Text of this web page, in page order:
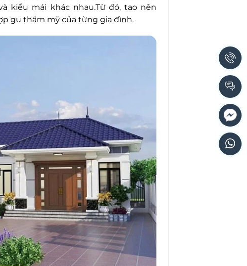
kiểu mái khác nhau.Từ đó, tạo nên
gu thẩm mỹ của từng gia đình.